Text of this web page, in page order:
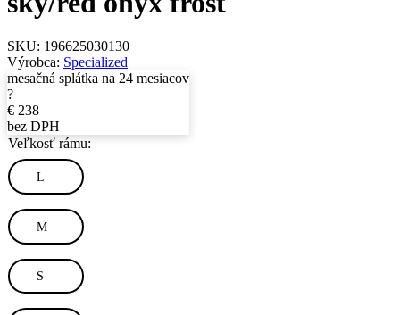
SKU: 196625030130
Výrobca: Specialized
mesačná splátka na 24 mesiacov
?
€ 238
bez DPH
Veľkosť rámu:
L
M
S